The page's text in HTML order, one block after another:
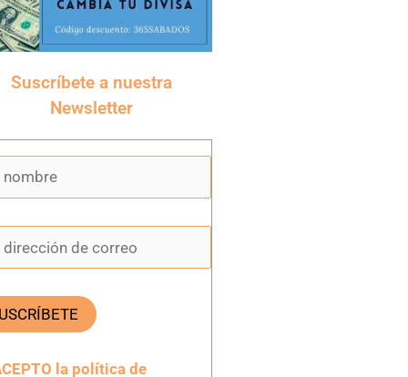
Suscríbete a nuestra
Newsletter
la política de